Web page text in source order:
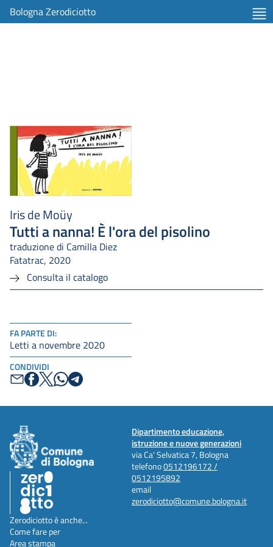
Bologna Zerodiciotto
Iris de Moüy
Tutti a nanna! È l'ora del pisolino
traduzione di Camilla Diez
Fatatrac, 2020
Consulta il catalogo
FA PARTE DI:
Letti a novembre 2020
CONDIVIDI
Dipartimento educazione,
istruzione e nuove generazioni
via Ca' Selvatica 7, Bologna
telefono0512196172 /
0512195892
email
zerodiciotto@comune.bologna.it
Zerodiciotto è anche...
Come fare per
Area stampa